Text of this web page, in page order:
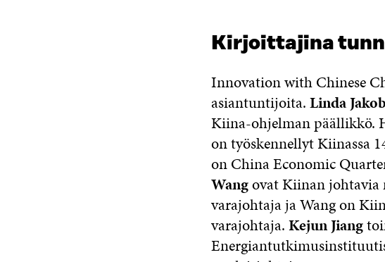
Kirjoittajina
Innovation with Chinese
asiantuntijoita.Linda
Kiina-ohjelman päällikkö.
on työskennellyt Kiinassa
on China Economic
Wangovat Kiinan johtavia
varajohtaja ja Wang on
varajohtaja.Kejun Jiang